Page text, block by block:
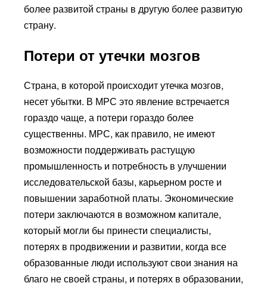
более развитой страны в другую более развитую
страну.
Потери от утечки мозгов
Страна, в которой происходит утечка мозгов,
несет убытки. В МРС это явление встречается
гораздо чаще, а потери гораздо более
существенны. МРС, как правило, не имеют
возможности поддерживать растущую
промышленность и потребность в улучшении
исследовательской базы, карьерном росте и
повышении заработной платы. Экономические
потери заключаются в возможном капитале,
который могли бы принести специалисты,
потерях в продвижении и развитии, когда все
образованные люди используют свои знания на
благо не своей страны, и потерях в образовании,